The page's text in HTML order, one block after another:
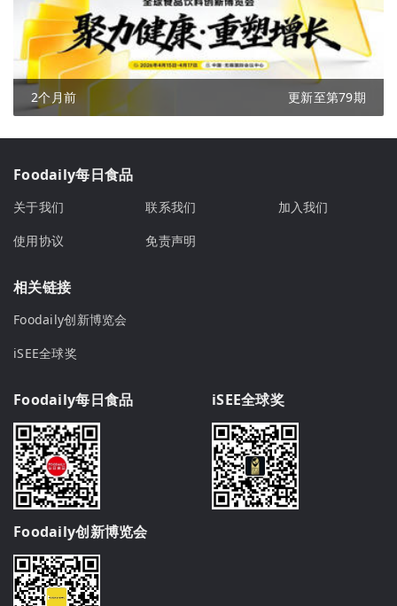
2个月前 更新至第79期
Foodaily每日食品
关于我们 联系我们
加入我们
使用协议
免责声明
相关链接
Foodaily创新博览会
iSEE全球奖
Foodaily每日食品 iSEE全球奖
Foodaily创新博览会